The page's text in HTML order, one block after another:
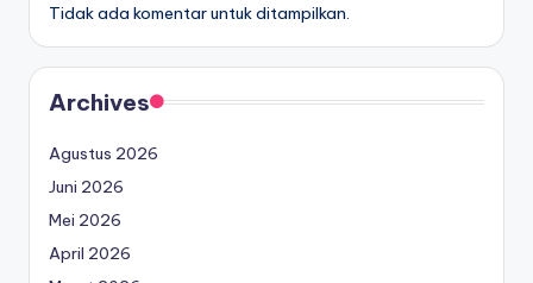
Tidak ada komentar untuk ditampilkan.
Archives
Agustus 2026
Juni 2026
Mei 2026
April 2026